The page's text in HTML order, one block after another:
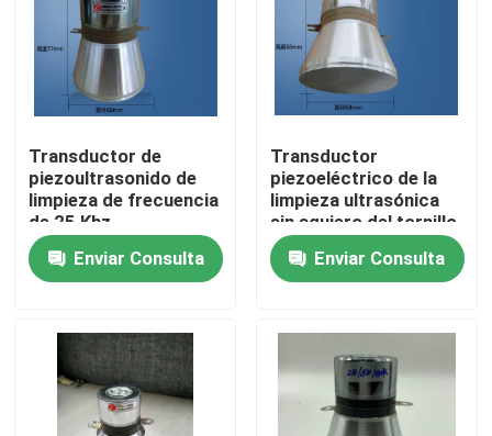
Hogar
Productos
Sobre nosotros
Control de calidad
Transductor de
piezoultrasonido de
limpieza de frecuencia
de 25 Khz
Enviar Consulta
Transductor
piezoeléctrico de la
limpieza ultrasónica
sin agujero del tornillo
Enviar Consulta